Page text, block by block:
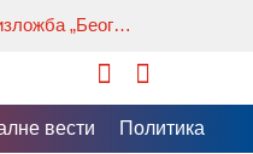
Отворена изложба „Београдски лавиринт“ аутора Зорана Гребенаровића
вести Политика